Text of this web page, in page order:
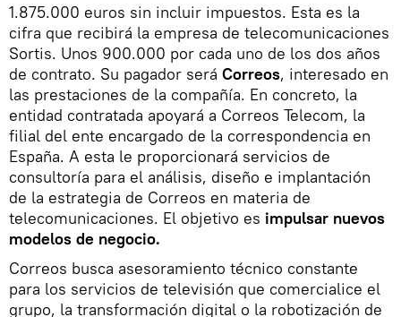
1.875.000 euros sin incluir impuestos. Esta es la
cifra que recibirá la empresa de telecomunicaciones
Sortis. Unos 900.000 por cada uno de los dos años
de contrato. Su pagador será Correos, interesado en
las prestaciones de la compañía. En concreto, la
entidad contratada apoyará a Correos Telecom, la
filial del ente encargado de la correspondencia en
España. A esta le proporcionará servicios de
consultoría para el análisis, diseño e implantación
de la estrategia de Correos en materia de
telecomunicaciones. El objetivo es impulsar nuevos
modelos de negocio.
Correos busca asesoramiento técnico constante
para los servicios de televisión que comercialice el
grupo, la transformación digital o la robotización de